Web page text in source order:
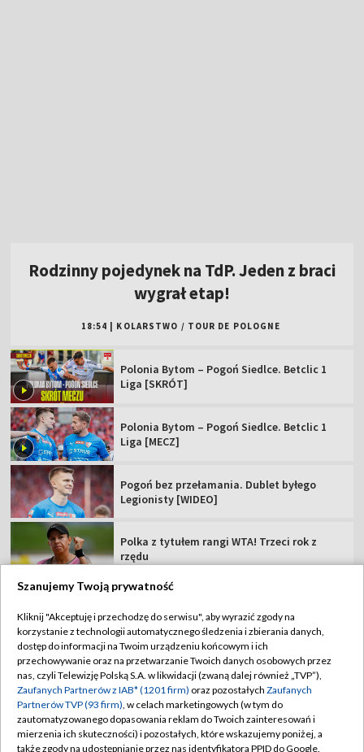
Rodzinny pojedynek na TdP. Jeden z braci
wygrał etap!
18:54 KOLARSTWO / TOUR DE POLOGNE
Polonia Bytom – Pogoń Siedlce. Betclic 1
Liga [SKRÓT]
Polonia Bytom – Pogoń Siedlce. Betclic 1
Liga [MECZ]
Pogoń bez przełamania. Dublet byłego
Legionisty [WIDEO]
Polka z tytułem rangi WTA! Trzeci rok z
rzędu
TdP
Rewanż Świątek za Roland Garros. "Jestem
ciekawa, co Iga zmieni"
Szanujemy Twoją prywatność
Kliknij "Akceptuję i przechodzę do serwisu", aby wyrazić zgody na
korzystanie z technologii automatycznego śledzenia i zbierania danych,
dostęp do informacji na Twoim urządzeniu końcowym i ich
przechowywanie oraz na przetwarzanie Twoich danych osobowych przez
nas, czyli Telewizję Polską S.A. w likwidacji (zwaną dalej również „TVP”),
Zaufanych Partnerów z IAB* (1201 firm) oraz pozostałych Zaufanych
Partnerów TVP (93 firm), w celach marketingowych (w tym do
zautomatyzowanego dopasowania reklam do Twoich zainteresowań i
mierzenia ich skuteczności) i pozostałych, które wskazujemy poniżej, a
także zgody na udostępnianie przez nas identyfikatora PPID do Google.